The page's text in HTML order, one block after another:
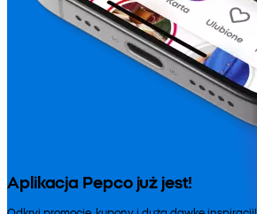
Aplikacja Pepco już jest!